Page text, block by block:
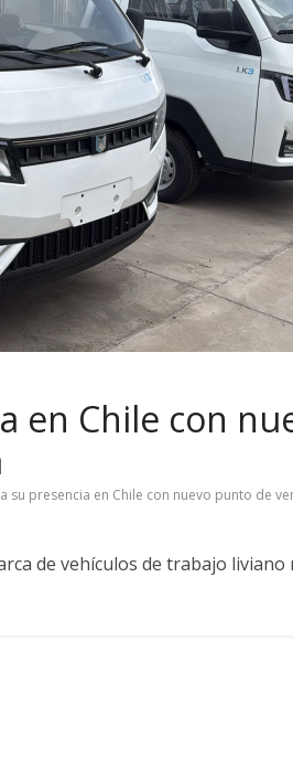
en Chile con
su presencia en Chile con nuevo punto de
de vehículos de trabajo liviano